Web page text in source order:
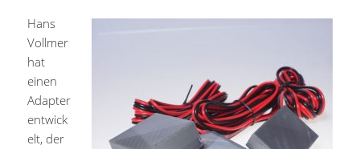
Hans
Vollmer
hat
einen
Adapter
entwick
elt, der